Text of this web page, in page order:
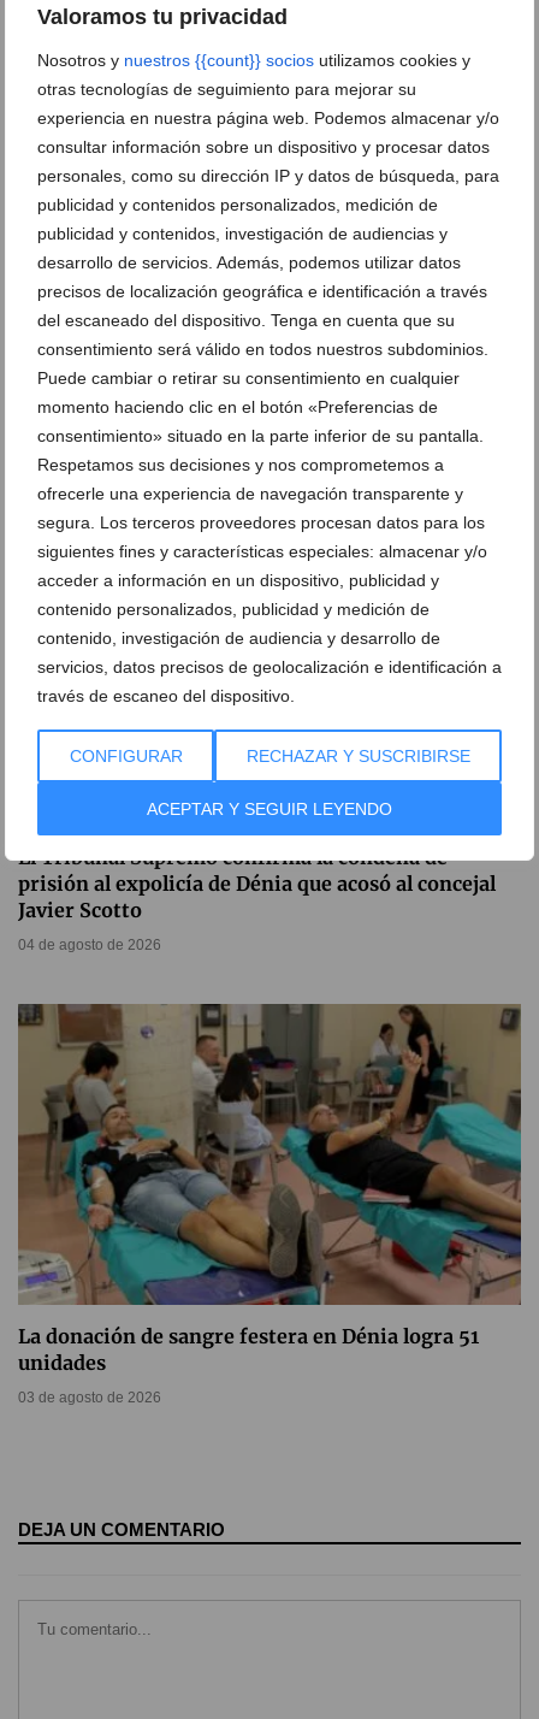
Valoramos tu privacidad
Nosotros y nuestros {{count}} socios utilizamos cookies y
otras tecnologías de seguimiento para mejorar su
experiencia en nuestra página web. Podemos almacenar y/o
consultar información sobre un dispositivo y procesar datos
personales, como su dirección IP y datos de búsqueda, para
publicidad y contenidos personalizados, medición de
publicidad y contenidos, investigación de audiencias y
desarrollo de servicios. Además, podemos utilizar datos
precisos de localización geográfica e identificación a través
del escaneado del dispositivo. Tenga en cuenta que su
consentimiento será válido en todos nuestros subdominios.
Puede cambiar o retirar su consentimiento en cualquier
momento haciendo clic en el botón «Preferencias de
consentimiento» situado en la parte inferior de su pantalla.
Respetamos sus decisiones y nos comprometemos a
ofrecerle una experiencia de navegación transparente y
segura. Los terceros proveedores procesan datos para los
siguientes fines y características especiales: almacenar y/o
acceder a información en un dispositivo, publicidad y
contenido personalizados, publicidad y medición de
contenido, investigación de audiencia y desarrollo de
servicios, datos precisos de geolocalización e identificación a
través de escaneo del dispositivo.
CONFIGURAR RECHAZAR Y SUSCRIBIRSE
ACEPTAR Y SEGUIR LEYENDO
05 de agosto de 2026
Recuerdos en lugar de vacíos: la propuesta de Dénia
para un ocio juvenil sin alcohol este agosto
04 de agosto de 2026
El Tribunal Supremo confirma la condena de
prisión al expolicía de Dénia que acosó al concejal
Javier Scotto
04 de agosto de 2026
La donación de sangre festera en Dénia logra 51
unidades
03 de agosto de 2026
DEJA UN COMENTARIO